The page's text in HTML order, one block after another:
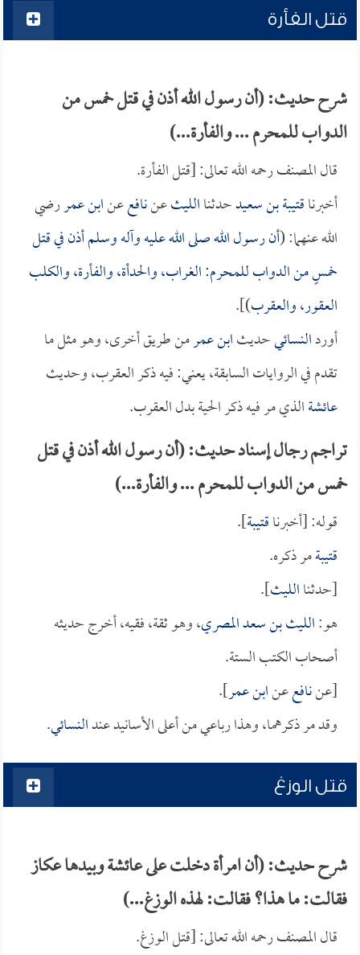
قتل الفأرة
شرح حديث: (أن رسول الله أذن في قتل خمس من
الدواب للمحرم ... والفأرة...)
قال المصنف رحمه الله تعالى: [قتل الفأرة.
أخبرناقتيبة بن سعيدحدثناالليثعننافععنابن عمررضي
الله عنهما: (أن رسول الله صلى الله عليه وآله وسلم أذن في قتل
خمسٍ من الدواب للمحرم: الغراب، والحدأة، والفأرة، والكلب
العقور، والعقرب)].
أوردالنسائيحديثابن عمرمن طريق أخرى، وهو مثل ما
تقدم في الروايات السابقة، يعني: فيه ذكر العقرب، وحديث
عائشةالذي مر فيه ذكر الحية بدل العقرب.
تراجم رجال إسناد حديث: (أن رسول الله أذن في قتل
خمس من الدواب للمحرم ... والفأرة...)
قوله: [أخبرناقتيبة].
قتيبةمر ذكره.
[حدثناالليث].
هو:الليث بن سعد المصري، وهو ثقة، فقيه، أخرج حديثه
أصحاب الكتب الستة.
[عننافععنابن عمر].
وقد مر ذكرهما، وهذا رباعي من أعلى الأسانيد عندالنسائي.
قتل الوزغ
شرح حديث: (أن امرأة دخلت على عائشة وبيدها عكاز
فقالت: ما هذا؟ فقالت: لهذه الوزغ...)
قال المصنف رحمه الله تعالى: [قتل الوزغ.